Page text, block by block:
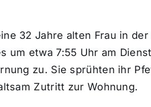
32 Jahre alten Frau in
um etwa 7:55 Uhr am
zu. Sie sprühten ihr
Zutritt zur Wohnung.